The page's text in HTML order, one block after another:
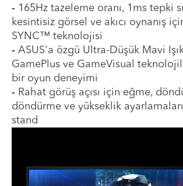
- 165Hz tazeleme oranı, 1ms tepki
kesintisiz görsel ve akıcı oynanış
SYNC™ teknolojisi
- ASUS'a özgü Ultra-Düşük Mavi
GamePlus ve GameVisual
bir oyun deneyimi
- Rahat görüş açısı için eğme,
döndürme ve yükseklik
stand